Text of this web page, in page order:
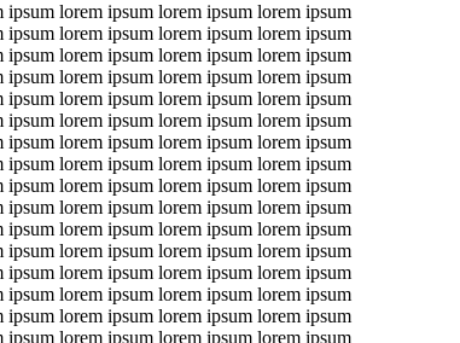
lorem ipsum lorem ipsum lorem ipsum
lorem ipsum lorem ipsum lorem ipsum
lorem ipsum lorem ipsum lorem ipsum
lorem ipsum lorem ipsum lorem ipsum
lorem ipsum lorem ipsum lorem ipsum
lorem ipsum lorem ipsum lorem ipsum
lorem ipsum lorem ipsum lorem ipsum
lorem ipsum lorem ipsum lorem ipsum
lorem ipsum lorem ipsum lorem ipsum
lorem ipsum lorem ipsum lorem ipsum
lorem ipsum lorem ipsum lorem ipsum
lorem ipsum lorem ipsum lorem ipsum
lorem ipsum lorem ipsum lorem ipsum
lorem ipsum lorem ipsum lorem ipsum
lorem ipsum lorem ipsum lorem ipsum
lorem ipsum lorem ipsum lorem ipsum